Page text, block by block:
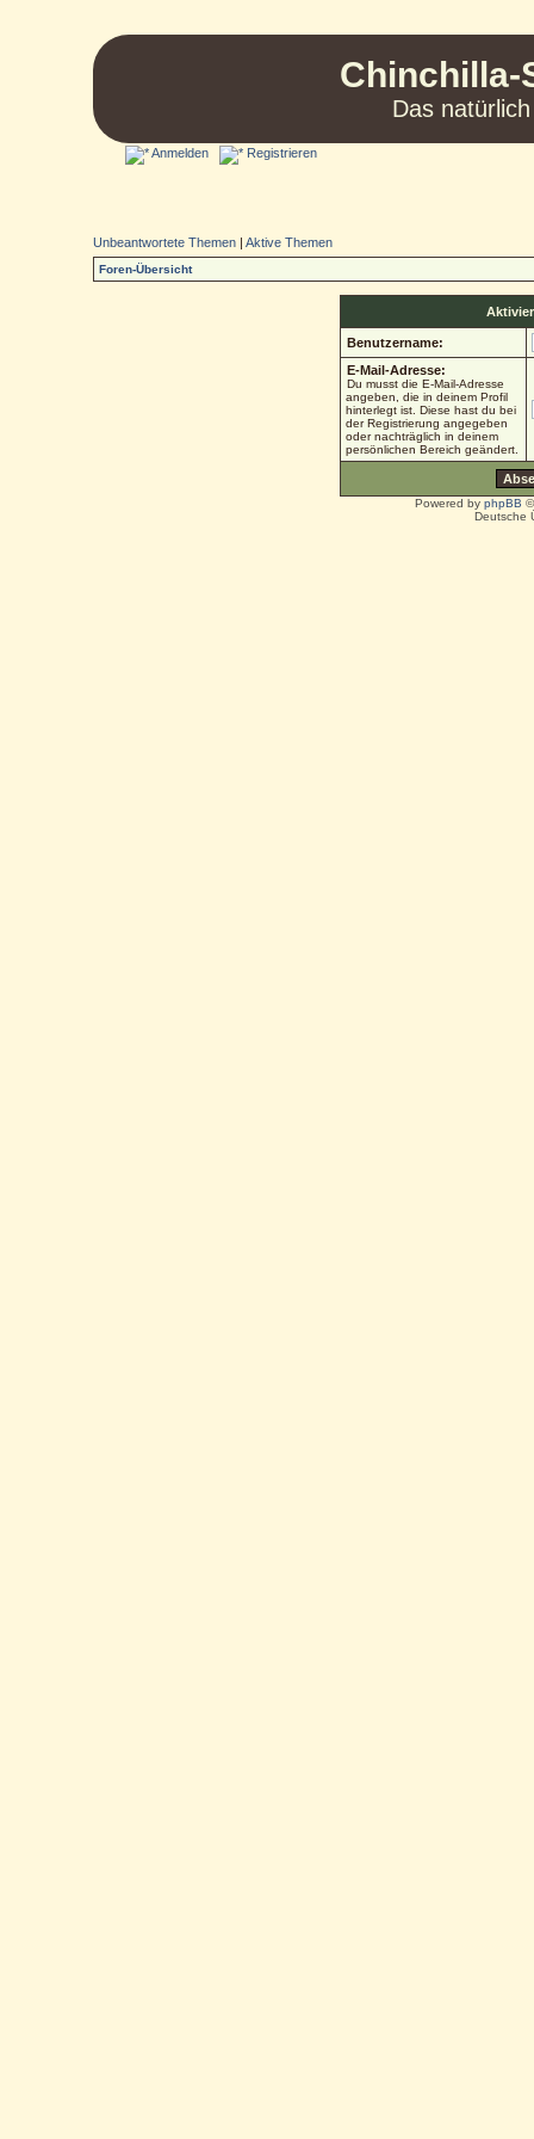
Chinchilla-
Das
Anmelden Registrieren
Unbeantwortete Themen |Aktive Themen
Foren-Übersicht
Benutzername:
E-Mail-Adresse:
Du musst die E-Mail-Adresse
angeben, die in deinem Profil
hinterlegt ist. Diese hast du bei
der Registrierung angegeben
oder nachträglich in deinem
persönlichen Bereich geändert.
Powered by phpBB
Deutsche